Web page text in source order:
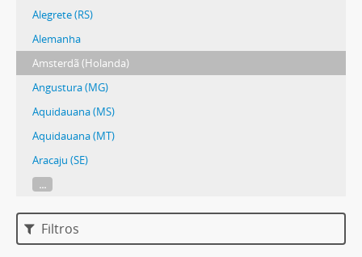
Alegrete (RS)
Alemanha
Amsterdã (Holanda)
Angustura (MG)
Aquidauana (MS)
Aquidauana (MT)
Aracaju (SE)
...
Filtros